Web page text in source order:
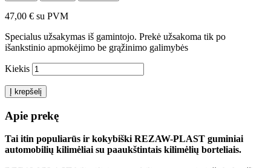
47,00 € su PVM
Specialus užsakymas iš gamintojo. Prekė užsakoma tik po
išankstinio apmokėjimo be grąžinimo galimybės
Kiekis
Į krepšelį
Apie prekę
Tai itin populiarūs ir kokybiški REZAW-PLAST guminiai
automobilių kilimėliai su paaukštintais kilimėlių borteliais.